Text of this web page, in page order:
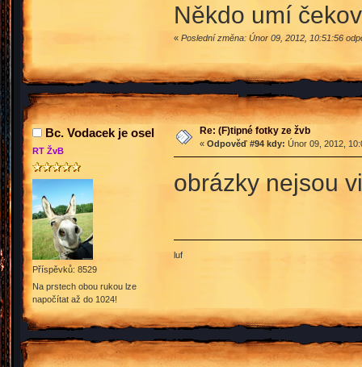
Někdo umí
« Poslední změna: Únor 09, 2012, 10:51:56
Bc. Vodacek je osel
RT ŽvB
Příspěvků: 8529
Na prstech obou rukou lze
napočítat až do 1024!
Re: (F)tipné fotky ze žvb
« Odpověď #94 kdy: Únor 09, 2012,
obrázky nejsou
luf